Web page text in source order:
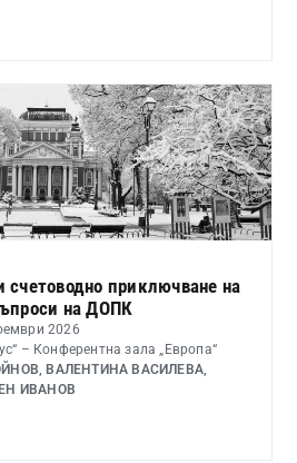
счетоводно приключване на
на ДОПК
2026
– Конферентна зала „Европа“
ВАЛЕНТИНА ВАСИЛЕВА,
ИВАНОВ